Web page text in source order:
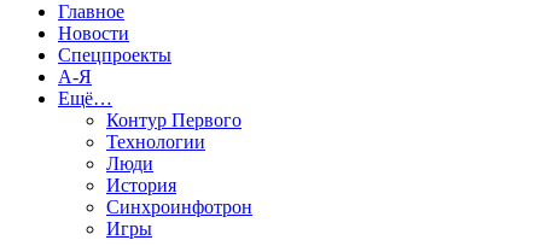
Главное
Новости
Спецпроекты
А-Я
Ещё…
Контур Первого
Технологии
Люди
История
Синхроинфотрон
Игры